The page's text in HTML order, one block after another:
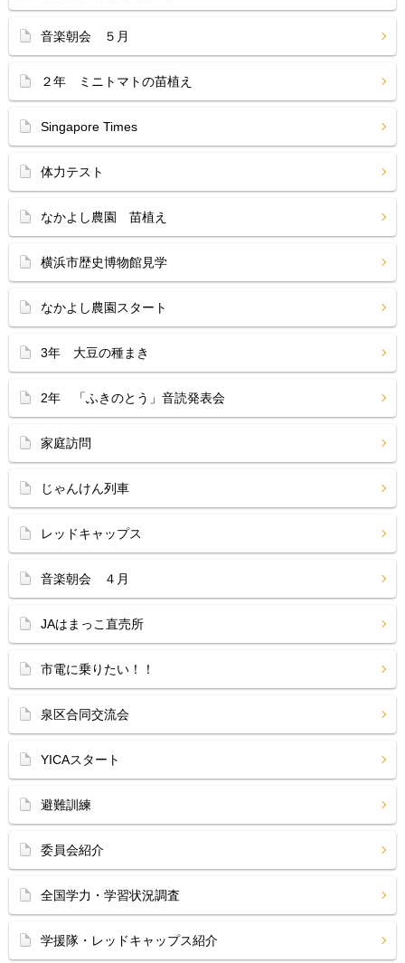
音楽朝会 ５月
２年 ミニトマトの苗植え
Singapore Times
体力テスト
なかよし農園 苗植え
横浜市歴史博物館見学
なかよし農園スタート
3年 大豆の種まき
2年 「ふきのとう」音読発表会
家庭訪問
じゃんけん列車
レッドキャップス
音楽朝会 ４月
JAはまっこ直売所
市電に乗りたい！！
泉区合同交流会
YICAスタート
避難訓練
委員会紹介
全国学力・学習状況調査
学援隊・レッドキャップス紹介